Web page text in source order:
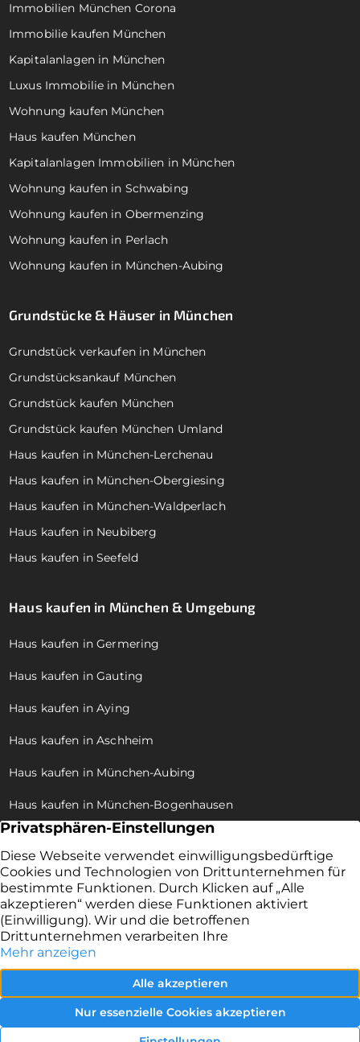
Immobilien München Corona
Immobilie kaufen München
Kapitalanlagen in München
Luxus Immobilie in München
Wohnung kaufen München
Haus kaufen München
Kapitalanlagen Immobilien in München
Wohnung kaufen in Schwabing
Wohnung kaufen in Obermenzing
Wohnung kaufen in Perlach
Wohnung kaufen in München-Aubing
Grundstücke & Häuser in München
Grundstück verkaufen in München
Grundstücksankauf München
Grundstück kaufen München
Grundstück kaufen München Umland
Haus kaufen in München-Lerchenau
Haus kaufen in München-Obergiesing
Haus kaufen in München-Waldperlach
Haus kaufen in Neubiberg
Haus kaufen in Seefeld
Haus kaufen in München & Umgebung
Haus kaufen in Germering
Haus kaufen in Gauting
Haus kaufen in Aying
Haus kaufen in Aschheim
Haus kaufen in München-Aubing
Haus kaufen in München-Bogenhausen
Haus kaufen in München-Allach
Haus kaufen in München-Trudering
Haus kaufen in München-Pasing
Haus kaufen in München-Moosach
Haus kaufen in München-Großhadern
Haus kaufen in München-Fürstenried